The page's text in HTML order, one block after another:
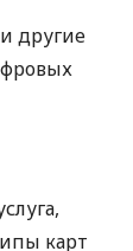
другие
карт